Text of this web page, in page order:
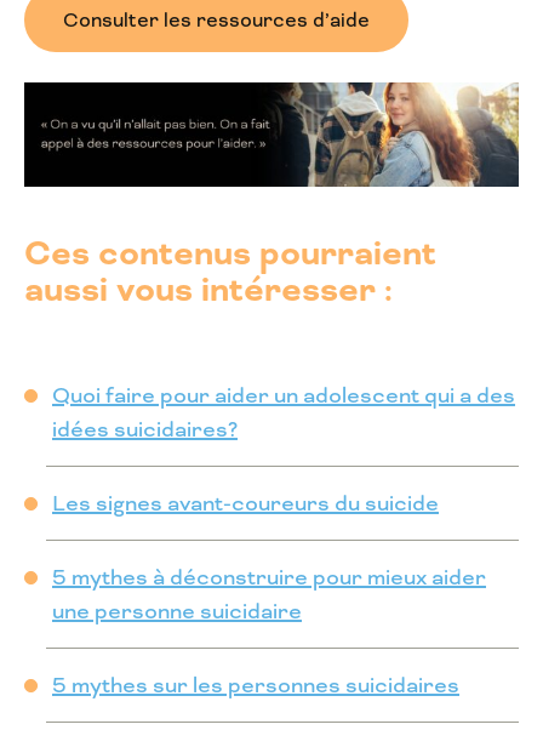
Consulter les ressources d’aide
Ces contenus pourraient
aussi vous intéresser :
Quoi faire pour aider un adolescent qui a des
idées suicidaires?
Les signes avant-coureurs du suicide
5 mythes à déconstruire pour mieux aider
une personne suicidaire
5 mythes sur les personnes suicidaires